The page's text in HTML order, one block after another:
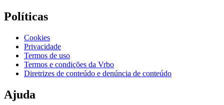
Políticas
Cookies
Privacidade
Termos de uso
Termos e condições da Vrbo
Diretrizes de conteúdo e denúncia de conteúdo
Ajuda